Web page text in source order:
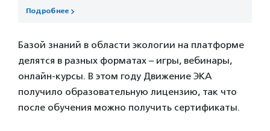
Подробнее
Базой знаний в области экологии на платформе
делятся в разных форматах – игры, вебинары,
онлайн-курсы. В этом году Движение ЭКА
получило образовательную лицензию, так что
после обучения можно получить сертификаты.